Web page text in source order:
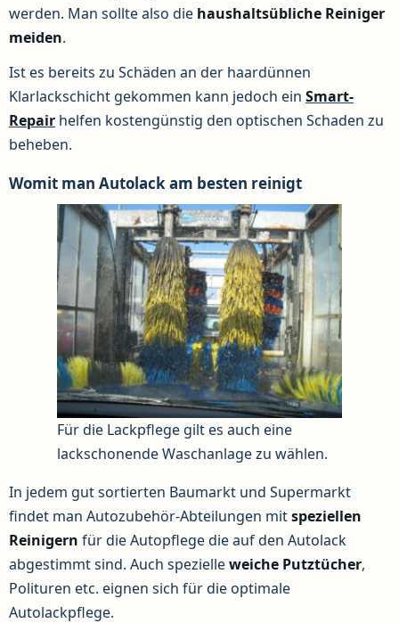
werden. Man sollte also die haushaltsübliche Reiniger
meiden.
Ist es bereits zu Schäden an der haardünnen
Klarlackschicht gekommen kann jedoch ein Smart-
Repair helfen kostengünstig den optischen Schaden zu
beheben.
Womit man Autolack am besten reinigt
Für die Lackpflege gilt es auch eine
lackschonende Waschanlage zu wählen.
In jedem gut sortierten Baumarkt und Supermarkt
findet man Autozubehör-Abteilungen mitspeziellen
Reinigern für die Autopflege die auf den Autolack
abgestimmt sind. Auch spezielleweiche Putztücher,
Polituren etc. eignen sich für die optimale
Autolackpflege.